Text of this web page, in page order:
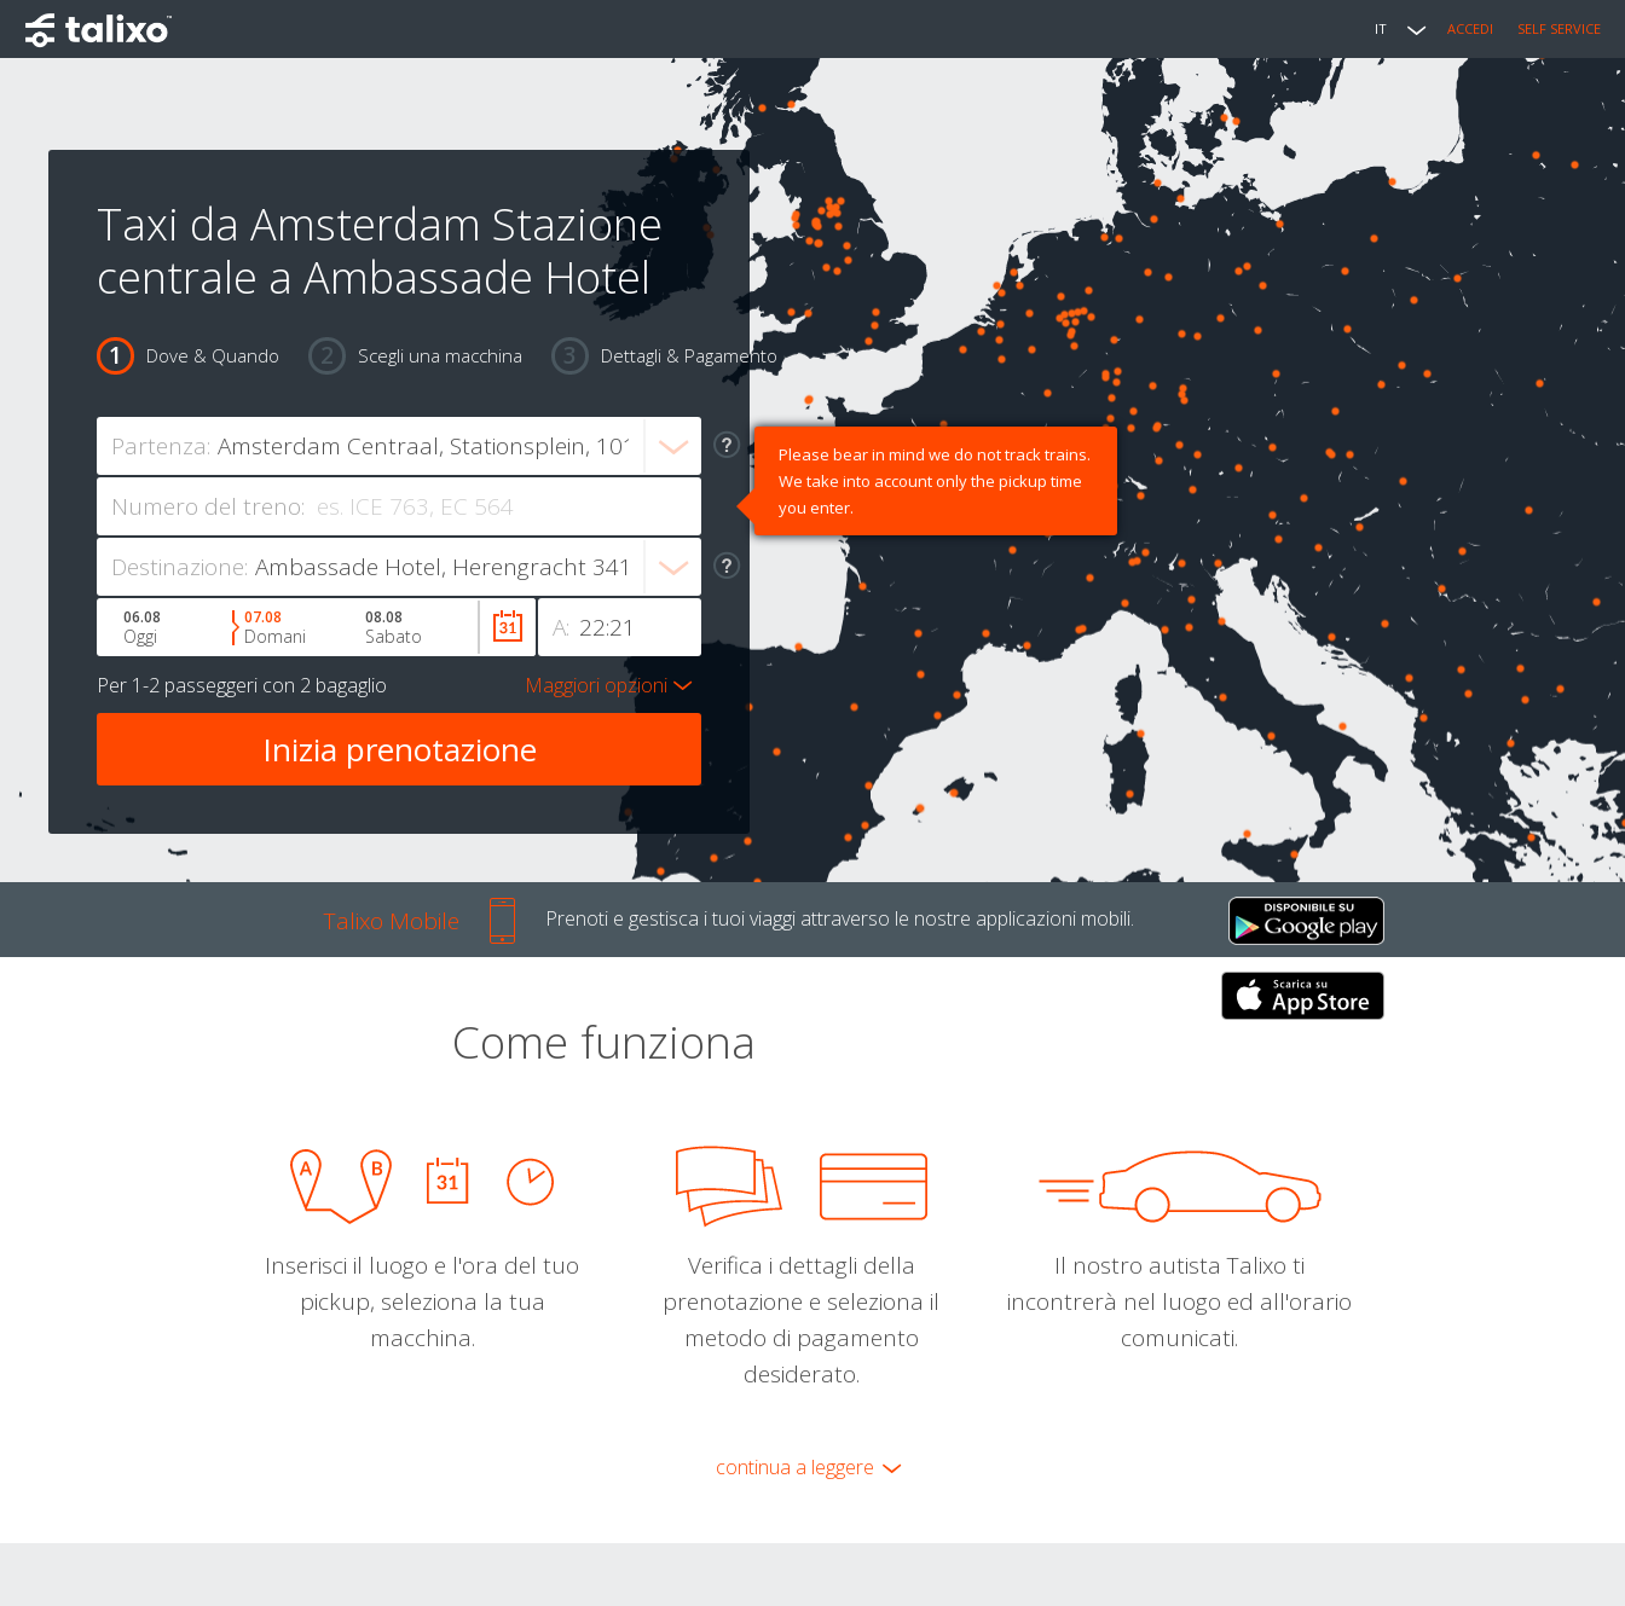
IT ACCEDI SELF SERVICE
Taxi da Amsterdam Stazione
centrale a Ambassade Hotel
Dove & Quando Scegli una macchina Dettagli & Pagamento
Partenza:
Numero del treno:
Please bear in mind we do not track trains.
We take into account only the pickup time
you enter.
Destinazione:
A:
06.08
Oggi
07.08
Domani
08.08
Sabato
Per 1-2 passeggeri con 2 bagaglio Maggiori opzioni
Talixo Mobile Prenoti e gestisca i tuoi viaggi attraverso le nostre applicazioni mobili.
Come funziona
Inserisci il luogo e l'ora del tuo
pickup, seleziona la tua
macchina.
Verifica i dettagli della
prenotazione e seleziona il
metodo di pagamento
desiderato.
Il nostro autista Talixo ti
incontrerà nel luogo ed all'orario
comunicati.
continua a leggere